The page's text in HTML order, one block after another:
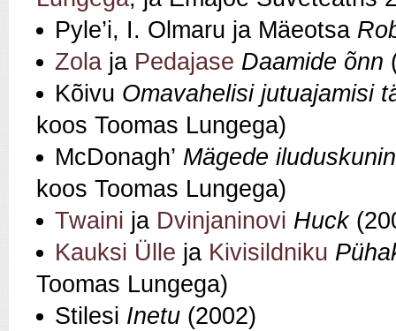
Pyle’i, I. Olmaru ja Mäeotsa
Zola ja Pedajase Daamide õnn
Kõivu Omavahelisi jutuajamisi
koos Toomas Lungega)
McDonagh’ Mägede
koos Toomas Lungega)
Twaini ja Dvinjaninovi Huck
Kauksi Ülle ja Kivisildniku
Toomas Lungega)
Stilesi Inetu (2002)